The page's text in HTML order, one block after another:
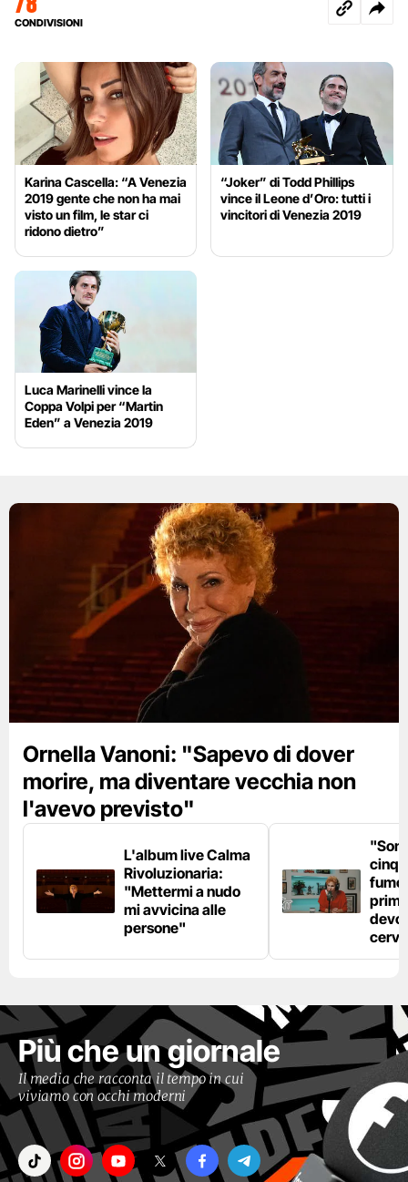
CONDIVISIONI
Karina Cascella: “A Venezia
2019 gente che non ha mai
visto un film, le star ci
ridono dietro”
“Joker” di Todd Phillips
vince il Leone d’Oro: tutti i
vincitori di Venezia 2019
Luca Marinelli vince la
Coppa Volpi per “Martin
Eden” a Venezia 2019
Ornella Vanoni: "Sapevo di dover
morire, ma diventare vecchia non
l'avevo previsto"
L'album live Calma
Rivoluzionaria:
"Mettermi a nudo
mi avvicina alle
persone"
fumo
devo
Più che un giornale
Il media che racconta il tempo in cui
viviamo con occhi moderni